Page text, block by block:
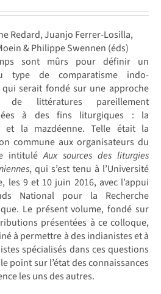
Redard, Juanjo Ferrer-Losilla,
& Philippe Swennen (éds)
sont mûrs pour définir un
type de comparatisme indo-
serait fondé sur une approche
de littératures pareillement
à des fins liturgiques : la
et la mazdéenne. Telle était la
commune aux organisateurs du
intituléAux sources des liturgies
, qui s’est tenu à l’Université
les 9 et 10 juin 2016, avec l’appui
National pour la Recherche
Le présent volume, fondé sur
présentées à ce colloque,
à permettre à des indianistes et à
spécialisés dans ces questions
point sur l’état des connaissances
les uns des autres.